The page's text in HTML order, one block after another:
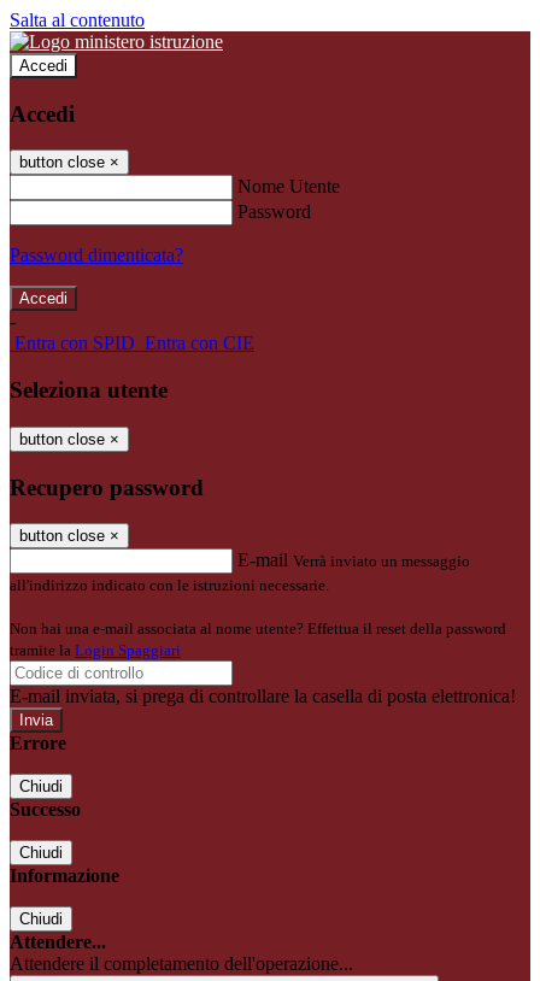
Salta al contenuto
Accedi
Accedi
button close ×
Nome Utente
Password
Password dimenticata?
-
Entra con SPID Entra con CIE
Seleziona utente
button close ×
Recupero password
button close ×
E-mail Verrà inviato un messaggio
all'indirizzo indicato con le istruzioni necessarie.
Non hai una e-mail associata al nome utente? Effettua il reset della password
tramite la Login Spaggiari
E-mail inviata, si prega di controllare la casella di posta elettronica!
Errore
Chiudi
Successo
Chiudi
Informazione
Chiudi
Attendere...
Attendere il completamento dell'operazione...